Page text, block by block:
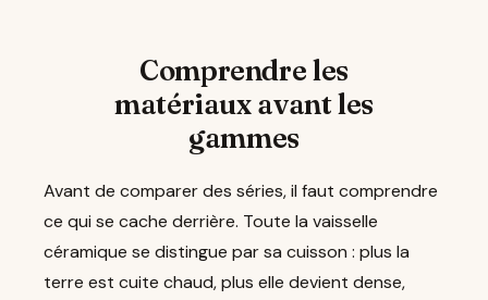
Comprendre les
matériaux avant les
gammes
Avant de comparer des séries, il faut comprendre
ce qui se cache derrière. Toute la vaisselle
céramique se distingue par sa cuisson : plus la
terre est cuite chaud, plus elle devient dense,